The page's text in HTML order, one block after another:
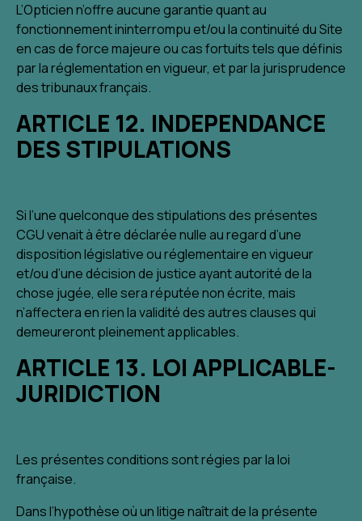
L’Opticien n’offre aucune garantie quant au
fonctionnement ininterrompu et/ou la continuité du Site
en cas de force majeure ou cas fortuits tels que définis
par la réglementation en vigueur, et par la jurisprudence
des tribunaux français.
ARTICLE 12. INDEPENDANCE
DES STIPULATIONS
Si l’une quelconque des stipulations des présentes
CGU venait à être déclarée nulle au regard d’une
disposition législative ou réglementaire en vigueur
et/ou d’une décision de justice ayant autorité de la
chose jugée, elle sera réputée non écrite, mais
n’affectera en rien la validité des autres clauses qui
demeureront pleinement applicables.
ARTICLE 13. LOI APPLICABLE-
JURIDICTION
Les présentes conditions sont régies par la loi
française.
Dans l’hypothèse où un litige naîtrait de la présente